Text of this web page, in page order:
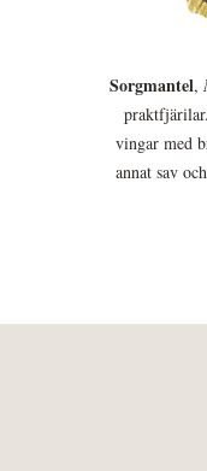
Sorgmantel,
vingar med
annat sav